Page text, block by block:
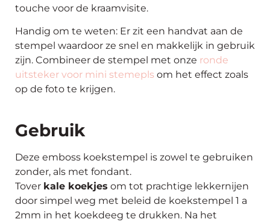
touche voor de kraamvisite.
Handig om te weten: Er zit een handvat aan de
stempel waardoor ze snel en makkelijk in gebruik
zijn. Combineer de stempel met onze ronde
uitsteker voor mini stemepls om het effect zoals
op de foto te krijgen.
Gebruik
Deze emboss koekstempel is zowel te gebruiken
zonder, als met fondant.
Tover kale koekjes om tot prachtige lekkernijen
door simpel weg met beleid de koekstempel 1 a
2mm in het koekdeeg te drukken. Na het